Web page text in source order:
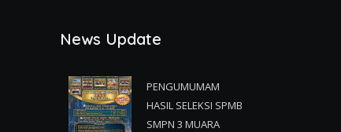
News Update
PENGUMUMAM
HASIL SELEKSI SPMB
SMPN 3 MUARA